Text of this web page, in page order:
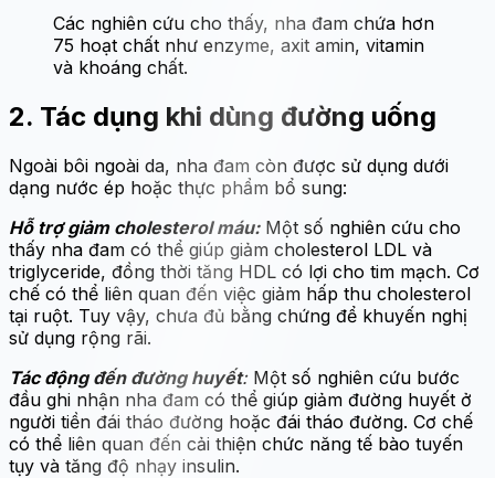
Các nghiên cứu cho thấy, nha đam chứa hơn
75 hoạt chất như enzyme, axit amin, vitamin
và khoáng chất.
2. Tác dụng khi dùng đường uống
Ngoài bôi ngoài da, nha đam còn được sử dụng dưới
dạng nước ép hoặc thực phẩm bổ sung:
Hỗ trợ giảm cholesterol máu:Một số nghiên cứu cho
thấy nha đam có thể giúp giảm cholesterol LDL và
triglyceride, đồng thời tăng HDL có lợi cho tim mạch. Cơ
chế có thể liên quan đến việc giảm hấp thu cholesterol
tại ruột. Tuy vậy, chưa đủ bằng chứng để khuyến nghị
sử dụng rộng rãi.
Tác động đến đường huyết:Một số nghiên cứu bước
đầu ghi nhận nha đam có thể giúp giảm đường huyết ở
người tiền đái tháo đường hoặc đái tháo đường. Cơ chế
có thể liên quan đến cải thiện chức năng tế bào tuyến
tụy và tăng độ nhạy insulin.